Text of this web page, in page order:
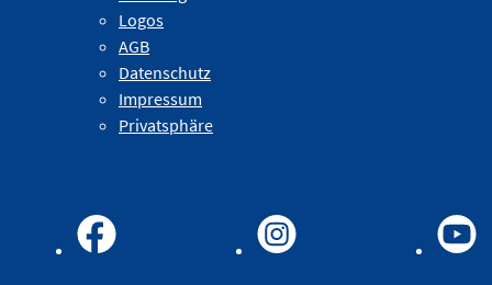
Logos
AGB
Datenschutz
Impressum
Privatsphäre